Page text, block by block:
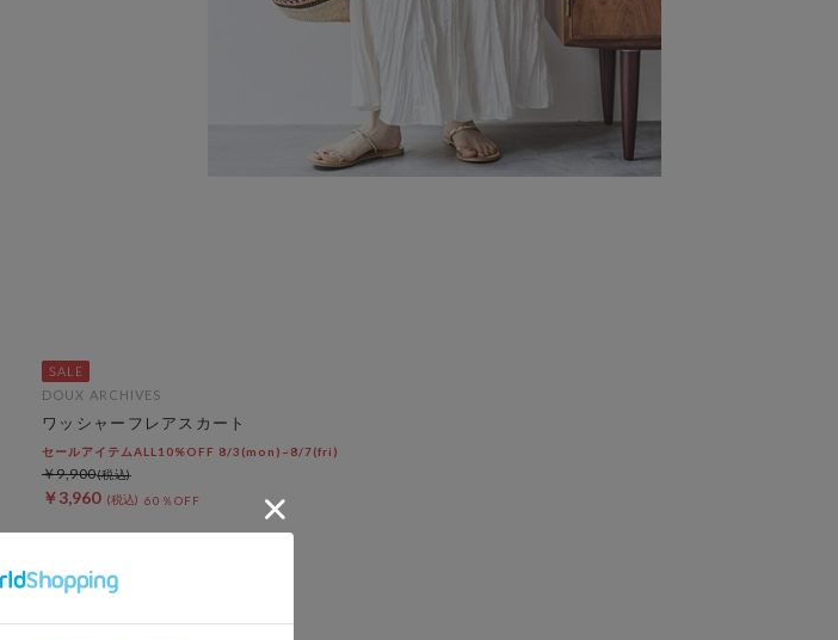
DOUX ARCHIVES
ワッシャーフレアスカート
セールアイテムALL10%OFF 8/3(mon)~8/7(fri)
￥3,960 60％OFF
￥9,900